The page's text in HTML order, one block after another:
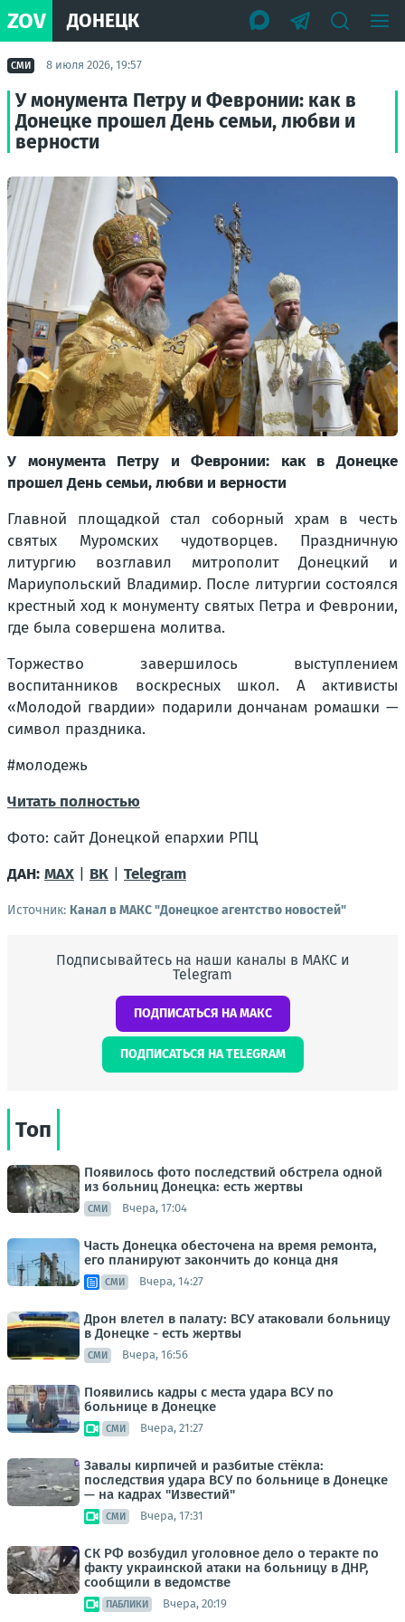
ZOV ДОНЕЦК
СМИ 8 июля 2026, 19:57
У монумента Петру и Февронии: как в
Донецке прошел День семьи, любви и
верности
У монумента Петру и Февронии: как в Донецке
прошел День семьи, любви и верности
Главной площадкой стал соборный храм в честь
святых Муромских чудотворцев. Праздничную
литургию возглавил митрополит Донецкий и
Мариупольский Владимир. После литургии состоялся
крестный ход к монументу святых Петра и Февронии,
где была совершена молитва.
Торжество завершилось выступлением
воспитанников воскресных школ. А активисты
«Молодой гвардии» подарили дончанам ромашки —
символ праздника.
#молодежь
Читать полностью
Фото: сайт Донецкой епархии РПЦ
ДАН: MAX | ВК | Telegram
Источник: Канал в МАКС "Донецкое агентство новостей"
Подписывайтесь на наши каналы в МАКС и
Telegram
ПОДПИСАТЬСЯ НА МАКС
ПОДПИСАТЬСЯ НА TELEGRAM
Топ
Появилось фото последствий обстрела одной
из больниц Донецка: есть жертвы
СМИ Вчера, 17:04
Часть Донецка обесточена на время ремонта,
его планируют закончить до конца дня
СМИ Вчера, 14:27
Дрон влетел в палату: ВСУ атаковали больницу
в Донецке - есть жертвы
СМИ Вчера, 16:56
Появились кадры с места удара ВСУ по
больнице в Донецке
СМИ Вчера, 21:27
Завалы кирпичей и разбитые стёкла:
последствия удара ВСУ по больнице в Донецке
— на кадрах "Известий"
СМИ Вчера, 17:31
СК РФ возбудил уголовное дело о теракте по
факту украинской атаки на больницу в ДНР,
сообщили в ведомстве
ПАБЛИКИ Вчера, 20:19